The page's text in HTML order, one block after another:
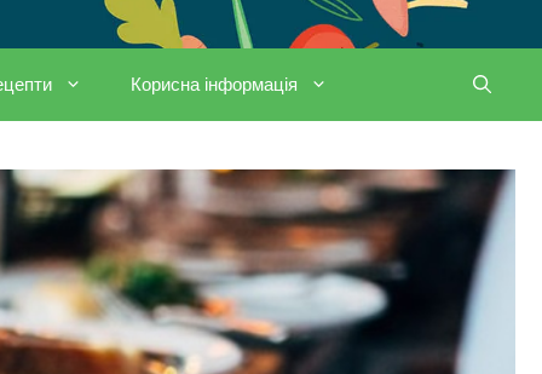
Корисна інформація